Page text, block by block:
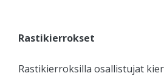
Rastikierrokset
Rastikierroksilla osallistujat